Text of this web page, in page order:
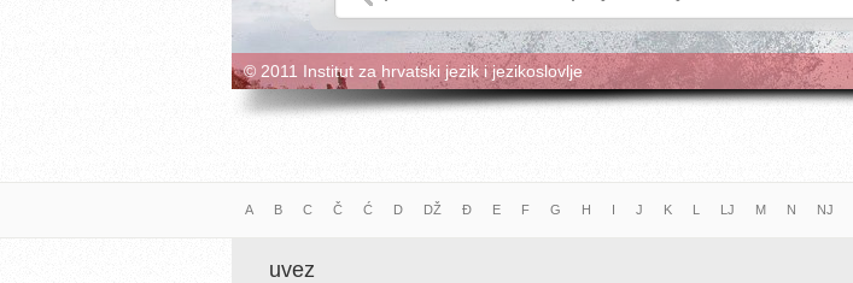
© 2011 Institut za hrvatski jezik i jezikoslovlje
A B C Č Ć D DŽ Đ E F G H I J K L LJ M N NJ
uvez